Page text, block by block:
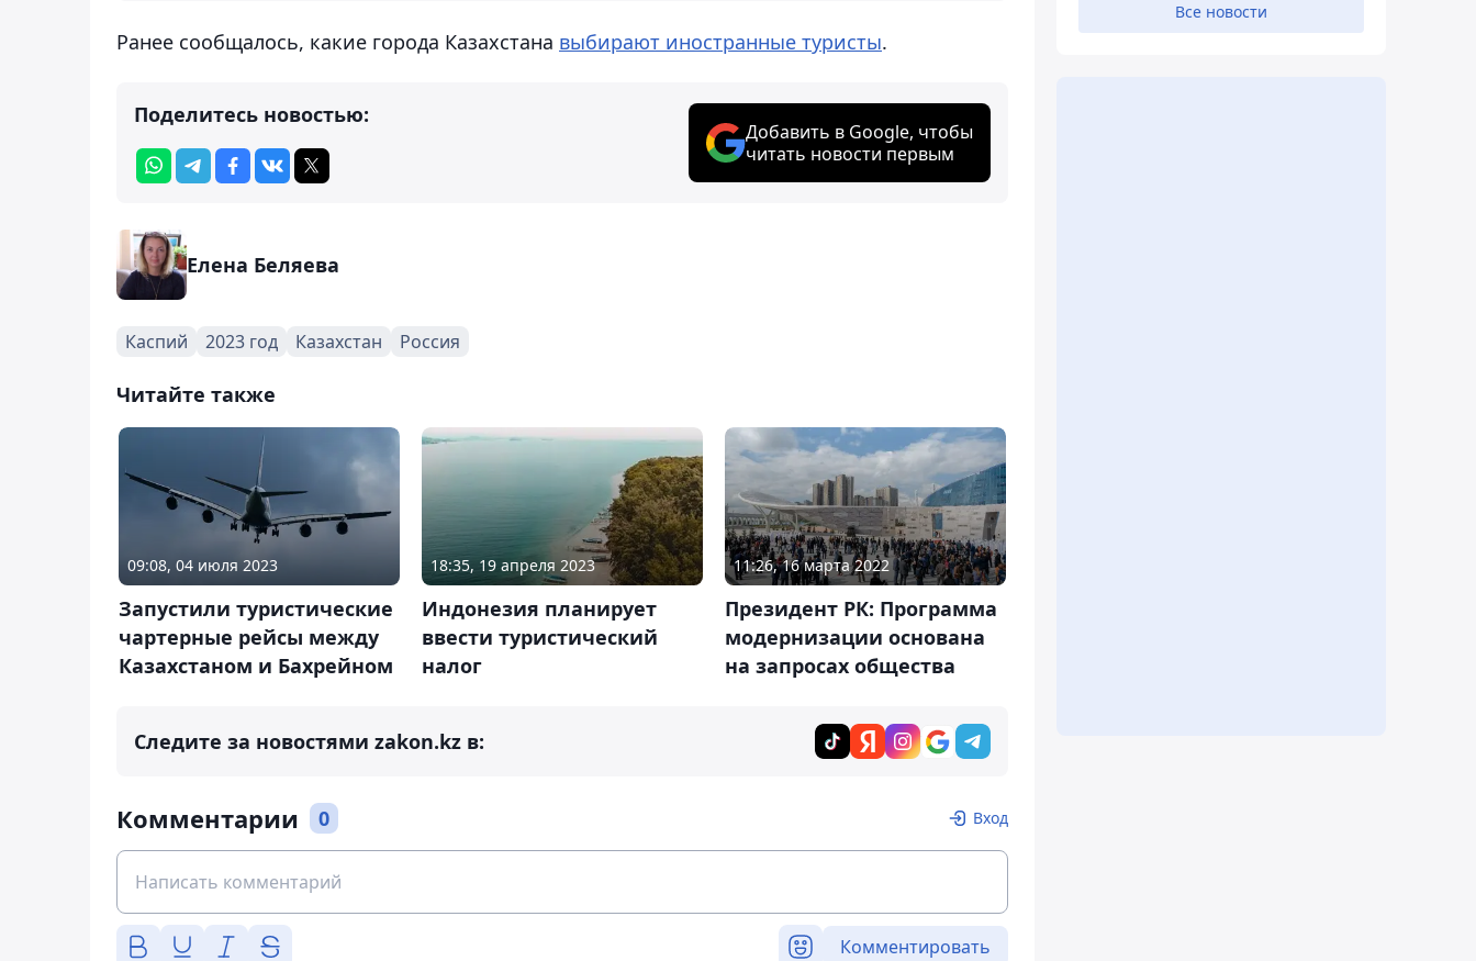
Ранее сообщалось, какие города Казахстана выбирают иностранные туристы.
Поделитесь новостью:
Добавить в Google, чтобы
читать новости первым
Елена Беляева
Каспий 2023 год Казахстан Россия
Читайте также
09:08, 04 июля 2023
Запустили туристические
чартерные рейсы между
Казахстаном и Бахрейном
18:35, 19 апреля 2023
Индонезия планирует
ввести туристический
налог
11:26, 16 марта 2022
Президент РК: Программа
модернизации основана
на запросах общества
Следите за новостями zakon.kz в:
Комментарии 0 Вход
Комментировать
Все новости